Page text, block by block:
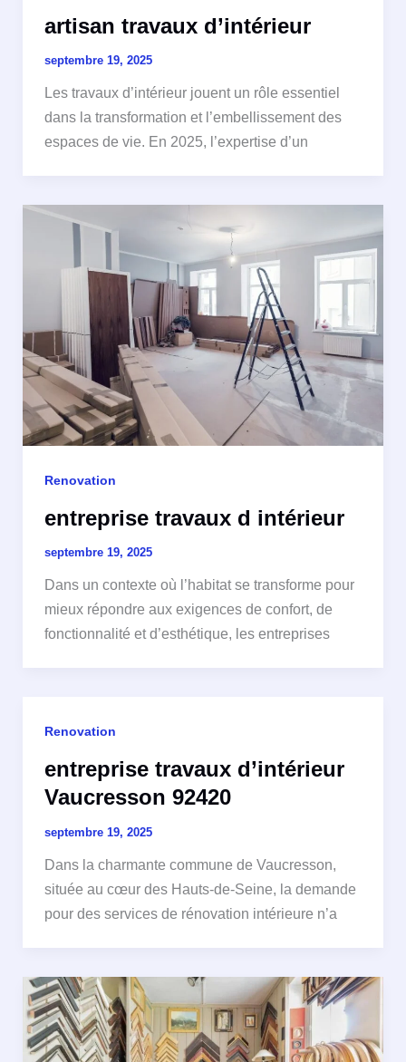
artisan travaux d’intérieur
septembre 19, 2025
Les travaux d’intérieur jouent un rôle essentiel
dans la transformation et l’embellissement des
espaces de vie. En 2025, l’expertise d’un
Renovation
entreprise travaux d intérieur
septembre 19, 2025
Dans un contexte où l’habitat se transforme pour
mieux répondre aux exigences de confort, de
fonctionnalité et d’esthétique, les entreprises
Renovation
entreprise travaux d’intérieur
Vaucresson 92420
septembre 19, 2025
Dans la charmante commune de Vaucresson,
située au cœur des Hauts-de-Seine, la demande
pour des services de rénovation intérieure n’a